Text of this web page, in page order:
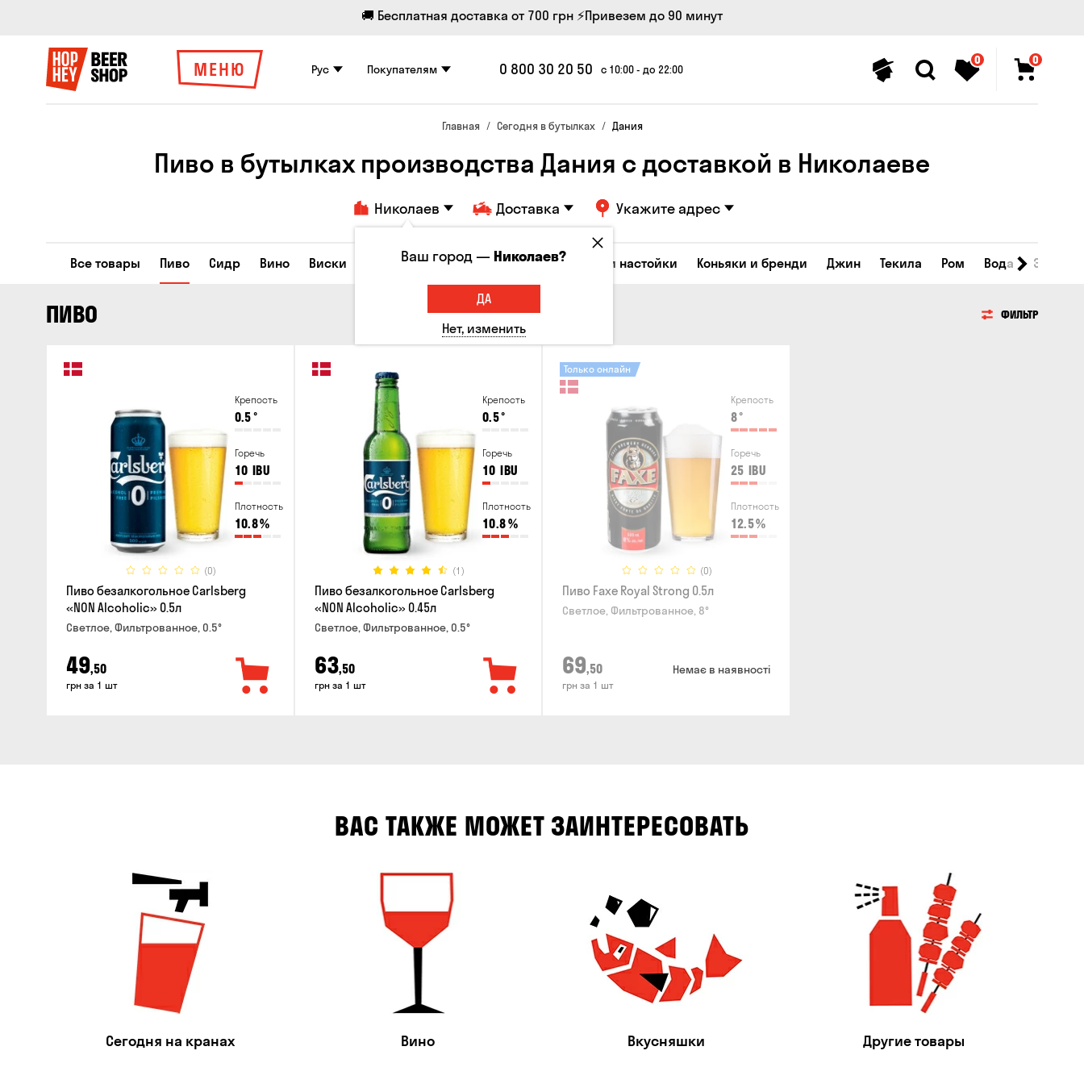
🚚 Бесплатная доставка от 700 грн ⚡Привезем до 90 минут
МЕНЮ Рус Покупателям 0 800 30 20 50 с 10:00 - до 22:00
0 0
Главная Сегодня в бутылках Дания
Пиво в бутылках производства Дания с доставкой в Николаеве
Николаев Доставка Укажите адрес
Все товары Пиво Сидр Вино Виски Коктейли Водка Соджу Ликеры и настойки Коньяки и бренди Джин Текила Ром Вода
ПИВО ФИЛЬТР
Крепость
0.5°
Горечь
10 IBU
Плотность
10.8%
(0)
Пиво безалкогольное Carlsberg
«NON Alcoholic» 0.5л
Светлое, Фильтрованное, 0.5°
49,50
грн за 1 шт
Крепость
0.5°
Горечь
10 IBU
Плотность
10.8%
(1)
Пиво безалкогольное Carlsberg
«NON Alcoholic» 0.45л
Светлое, Фильтрованное, 0.5°
63,50
грн за 1 шт
Крепость
8°
Горечь
25 IBU
Плотность
12.5%
(0)
Только онлайн
Пиво Faxe Royal Strong 0.5л
Светлое, Фильтрованное, 8°
69,50
грн за 1 шт
Немає в наявності
ВАС ТАКЖЕ МОЖЕТ ЗАИНТЕРЕСОВАТЬ
Сегодня на кранах Вино Вкусняшки Другие товары
Ваш город —Николаев?
ДА
Нет, изменить